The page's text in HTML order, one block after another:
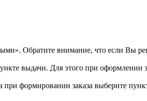
Обратите внимание, что если Вы
выдачи. Для этого при оформлении
формировании заказа выберите